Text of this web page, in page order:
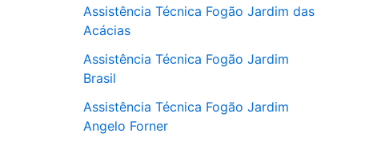
Assistência Técnica Fogão Jardim das
Acácias
Assistência Técnica Fogão Jardim
Brasil
Assistência Técnica Fogão Jardim
Angelo Forner